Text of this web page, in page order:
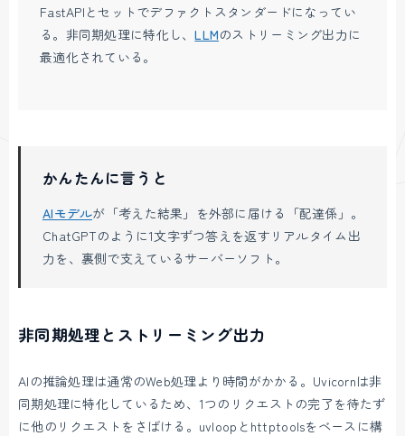
FastAPIとセットでデファクトスタンダードになってい
る。非同期処理に特化し、LLMのストリーミング出力に
最適化されている。
かんたんに言うと
AIモデルが「考えた結果」を外部に届ける「配達係」。
ChatGPTのように1文字ずつ答えを返すリアルタイム出
力を、裏側で支えているサーバーソフト。
非同期処理とストリーミング出力
AIの推論処理は通常のWeb処理より時間がかかる。Uvicornは非
同期処理に特化しているため、1つのリクエストの完了を待たず
に他のリクエストをさばける。uvloopとhttptoolsをベースに構